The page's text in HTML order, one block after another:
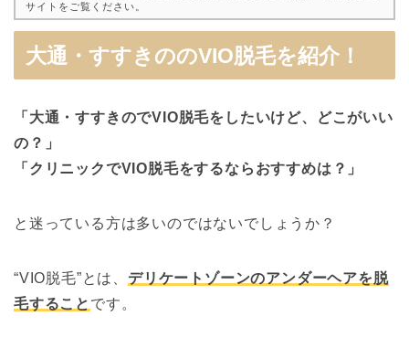
サイトをご覧ください。
大通・すすきののVIO脱毛を紹介！
「大通・すすきのでVIO脱毛をしたいけど、どこがいい
の？」
「クリニックでVIO脱毛をするならおすすめは？」
と迷っている方は多いのではないでしょうか？
“VIO脱毛”とは、 デリケートゾーンのアンダーヘアを脱
毛すること です。